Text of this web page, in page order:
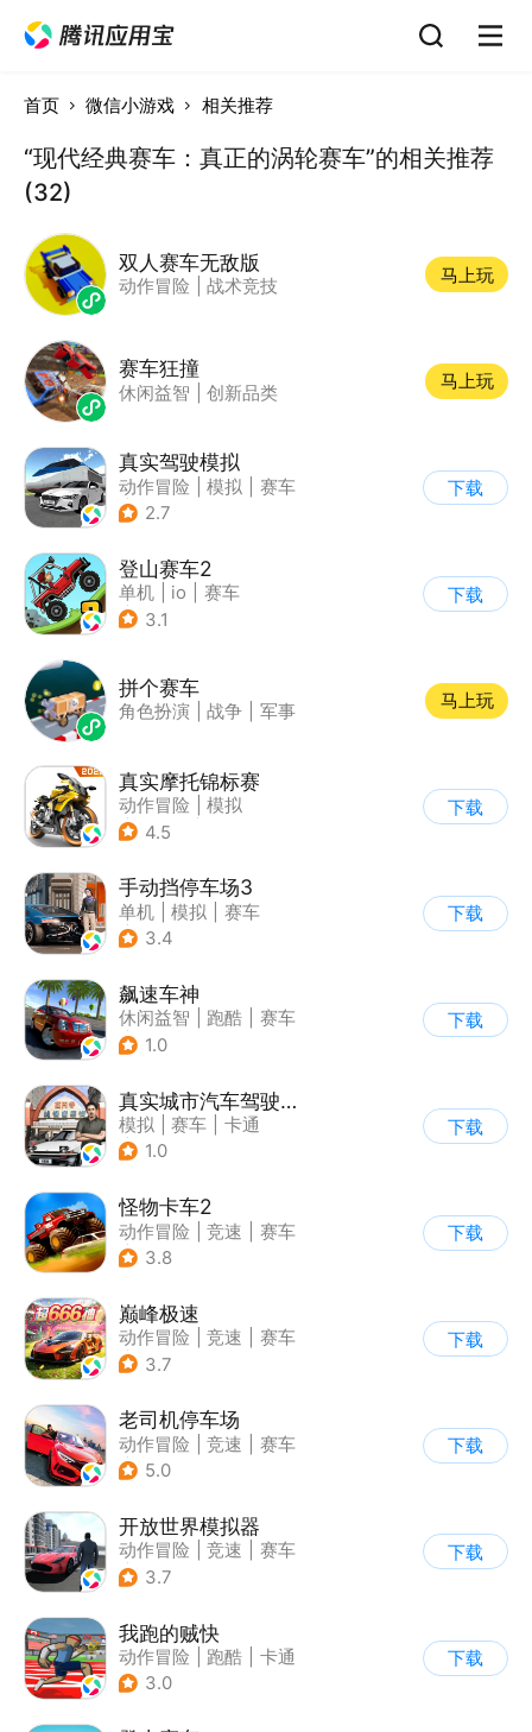
首页 微信小游戏 相关推荐
“现代经典赛车：真正的涡轮赛车”的相关推荐
(32)
双人赛车无敌版
动作冒险 战术竞技
马上玩
赛车狂撞
休闲益智 创新品类
马上玩
真实驾驶模拟
动作冒险 模拟
赛车
| 漂移
2.7
下载
登山赛车2
单机 io
赛车
| 欧美风
3.1
下载
拼个赛车
角色扮演 战争 军事
马上玩
真实摩托锦标赛
动作冒险
模拟
| 摩托车
4.5
下载
手动挡停车场3
单机 模拟
赛车
| 开放世界
3.4
下载
飙速车神
休闲益智 跑酷
赛车
| 漂移
1.0
下载
真实城市汽车驾驶3D
模拟 赛车
卡通
| 竞速
1.0
下载
怪物卡车2
动作冒险 竞速
赛车
| 卡通
3.8
下载
巅峰极速
动作冒险 竞速
赛车
| 漂移
3.7
下载
老司机停车场
动作冒险 竞速
赛车
| 写实
5.0
下载
开放世界模拟器
动作冒险 竞速
赛车
| 开放世界
3.7
下载
我跑的贼快
动作冒险 跑酷
卡通
3.0
下载